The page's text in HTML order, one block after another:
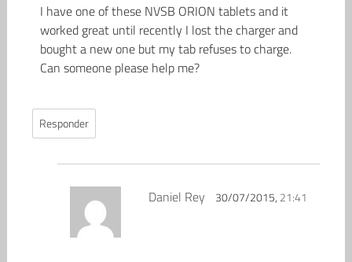
I have one of these NVSB ORION tablets and it
worked great until recently I lost the charger and
bought a new one but my tab refuses to charge.
Can someone please help me?
Responder
Daniel Rey 30/07/2015, 21:41